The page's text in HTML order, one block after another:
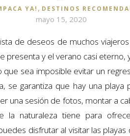
YA! , DESTINOS
mayo 15, 2020
de deseos de muchos
presenta y el verano casi
sea imposible evitar un
se garantiza que hay una playa
una sesión de fotos, montar a
la naturaleza tiene para
disfrutar al visitar las playas